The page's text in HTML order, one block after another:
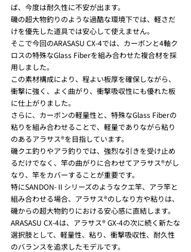
ば、今度は耐久性に不安が出ます。
磯の超大物釣りのような過酷な環境下では、軽さだ
けを優先した道具では安心して使えません。
そこで今回のARASASU CX-4では、カーボンと4軸ク
ロスの特殊なGlass Fiberを組み合わせた複合材を採
用しました。
この素材構成により、程よい板厚を確保しながら、
衝撃に強く、よく曲がり、衝撃吸収性にも優れた板
に仕上がりました。
さらに、カーボンの軽量性と、特殊なGlass Fiberの
粘りを組み合わせることで、軽量でありながら粘り
のあるアラサス®を目指しています。
磯クエ釣りやアラ釣りでは、強烈な引きを受け止め
るだけでなく、竿の曲がりに合わせてアラサス®がし
なり、竿をカバーすることが重要です。
特にSANDON-Ⅱシリーズのようなクエ竿、アラ竿と
組み合わせる場合、アラサス®のしなり方や粘りは、
磯からの超大物釣りにおける安心感に直結します。
ARASASU CX-4は、アラサス® GX-4の次に続く新たな
選択肢として、軽量性、粘り、衝撃吸収性、耐久性
のバランスを追求したモデルです。